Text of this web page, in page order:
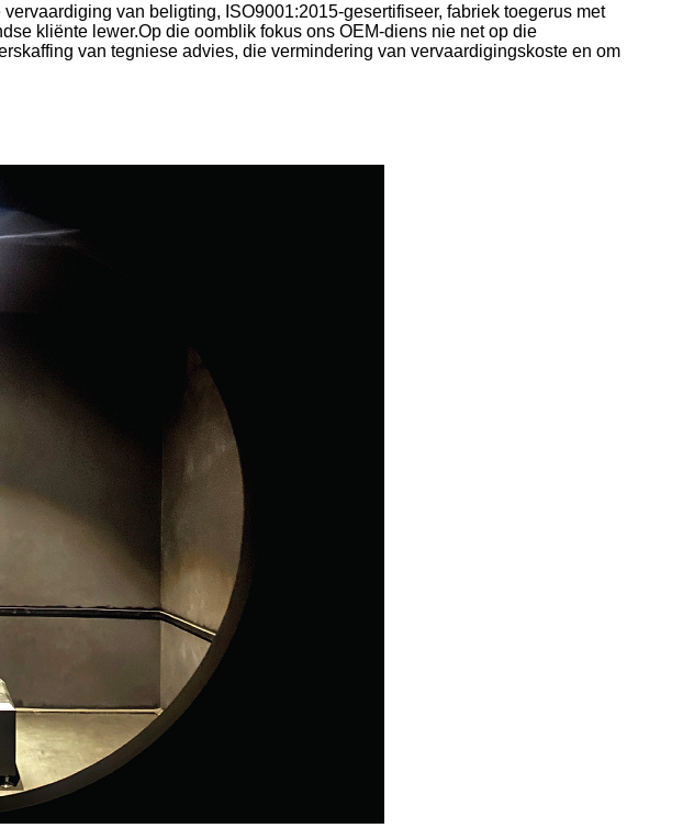
van beligting, ISO9001:2015-gesertifiseer, fabriek toegerus met
kliënte lewer.Op die oomblik fokus ons OEM-diens nie net op die
van tegniese advies, die vermindering van vervaardigingskoste en om